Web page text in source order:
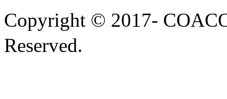
Copyright © 2017-
Reserved.